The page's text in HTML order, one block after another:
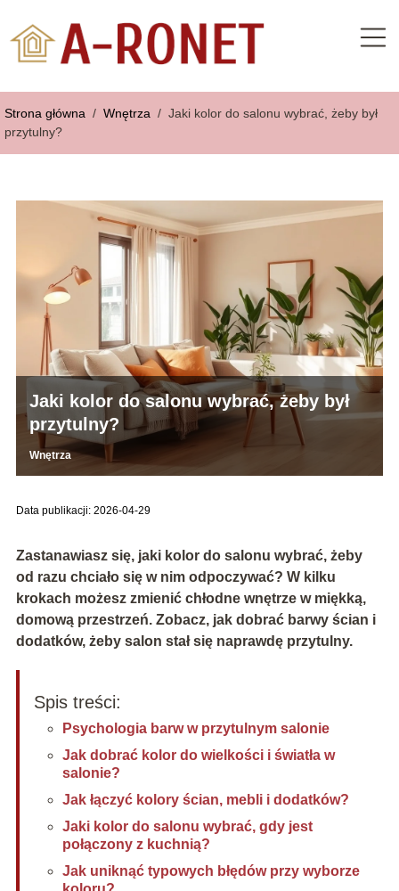
Strona główna / Wnętrza / Jaki kolor do salonu wybrać, żeby był
przytulny?
Jaki kolor do salonu wybrać, żeby był
przytulny?
Wnętrza
Data publikacji: 2026-04-29
Zastanawiasz się, jaki kolor do salonu wybrać, żeby
od razu chciało się w nim odpoczywać? W kilku
krokach możesz zmienić chłodne wnętrze w miękką,
domową przestrzeń. Zobacz, jak dobrać barwy ścian i
dodatków, żeby salon stał się naprawdę przytulny.
Spis treści:
Psychologia barw w przytulnym salonie
Jak dobrać kolor do wielkości i światła w
salonie?
Jak łączyć kolory ścian, mebli i dodatków?
Jaki kolor do salonu wybrać, gdy jest
połączony z kuchnią?
Jak uniknąć typowych błędów przy wyborze